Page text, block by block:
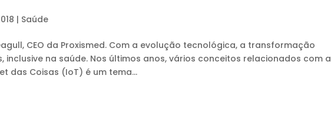
| Saúde
CEO da Proxismed. Com a evolução tecnológica, a transformação
inclusive na saúde. Nos últimos anos, vários conceitos relacionados com a
das Coisas (IoT) é um tema...